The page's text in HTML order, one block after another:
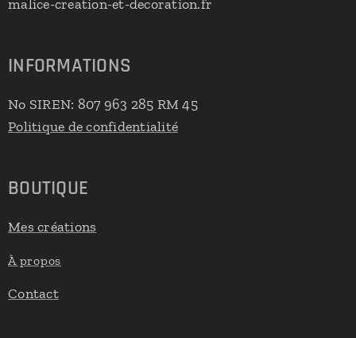
malice-creation-et-decoration.fr
INFORMATIONS
No SIREN: 807 963 285 RM 45
Politique de confidentialité
BOUTIQUE
Mes créations
À propos
Contact